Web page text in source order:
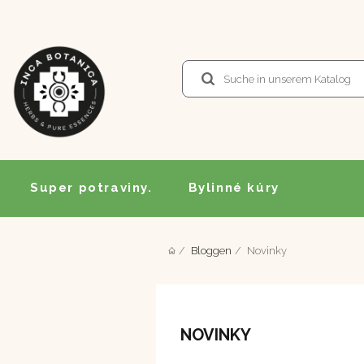
Super potraviny. Bylinné kúry
Bloggen Novinky
NOVINKY